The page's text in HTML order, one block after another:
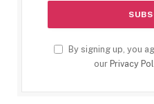
By signing up, you
our Privacy